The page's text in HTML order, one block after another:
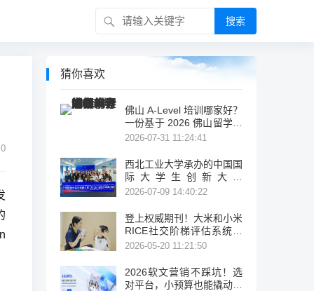
搜索
猜你喜欢
佛山 A-Level 培训哪家好？
一份基于 2026 佛山留学考
试机构盘点与公开信息的客
2026-07-31 11:24:41
西北工业大学承办的中国国
际大学生创新大赛
（2026）法国区域赛成功
2026-07-09 14:40:22
登上权威期刊！大米和小米
RICE社交阶梯评估系统让
特需儿童进步有迹可循
2026-05-20 11:21:50
2026软文营销不踩坑！选
对平台，小预算也能撬动大